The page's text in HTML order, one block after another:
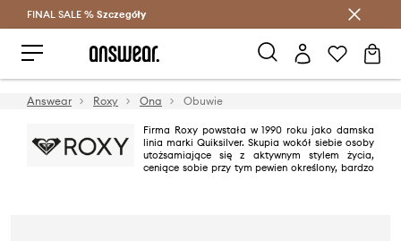
Oszczędzaj z Answear Club >
FINAL SALE % Szczegóły
Answear Roxy Ona Obuwie
Firma Roxy powstała w 1990 roku jako damska
linia marki Quiksilver. Skupia wokół siebie osoby
utożsamiające się z aktywnym stylem życia,
ceniące sobie przy tym pewien określony, bardzo